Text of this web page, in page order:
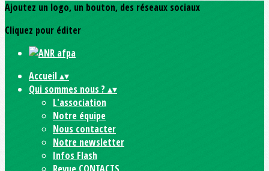
Ajoutez un logo, un bouton, des réseaux sociaux
Cliquez pour éditer
Accueil▴▾
Qui sommes nous ? ▴▾
L'association
Notre équipe
Nous contacter
Notre newsletter
Infos Flash